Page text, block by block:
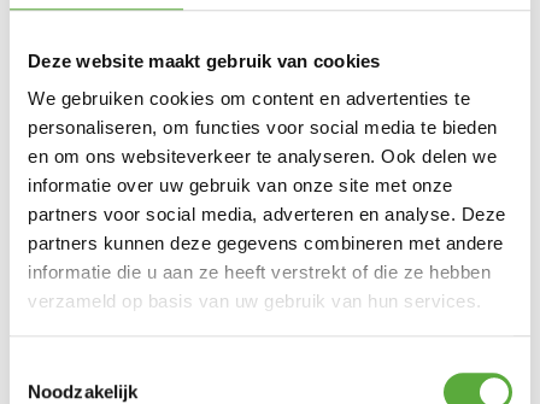
Deze website maakt gebruik van cookies
We gebruiken cookies om content en advertenties te
personaliseren, om functies voor social media te bieden
en om ons websiteverkeer te analyseren. Ook delen we
informatie over uw gebruik van onze site met onze
partners voor social media, adverteren en analyse. Deze
partners kunnen deze gegevens combineren met andere
informatie die u aan ze heeft verstrekt of die ze hebben
verzameld op basis van uw gebruik van hun services.
Noodzakelijk
Snelle verzending & levering aan huis
SKU27271570CategorieTentenMerk:123 Products
Gratis verzending vanaf €250,-*
Achteraf betalen mogelijk
Kopersbescherming met Trusted Shops
GERELATEERDE PRODUCTEN